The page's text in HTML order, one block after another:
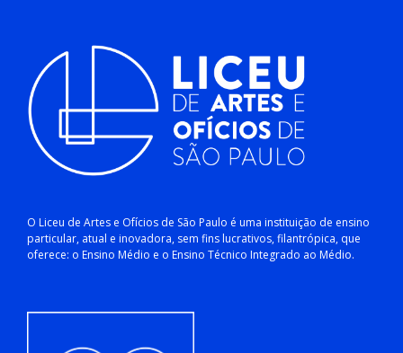
O Liceu de Artes e Ofícios de São Paulo é uma instituição de ensino
particular, atual e inovadora, sem fins lucrativos, filantrópica, que
oferece: o Ensino Médio e o Ensino Técnico Integrado ao Médio.